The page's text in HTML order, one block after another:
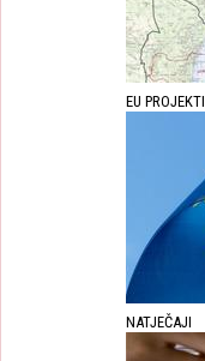
EU PROJEKTI
NATJEČAJI